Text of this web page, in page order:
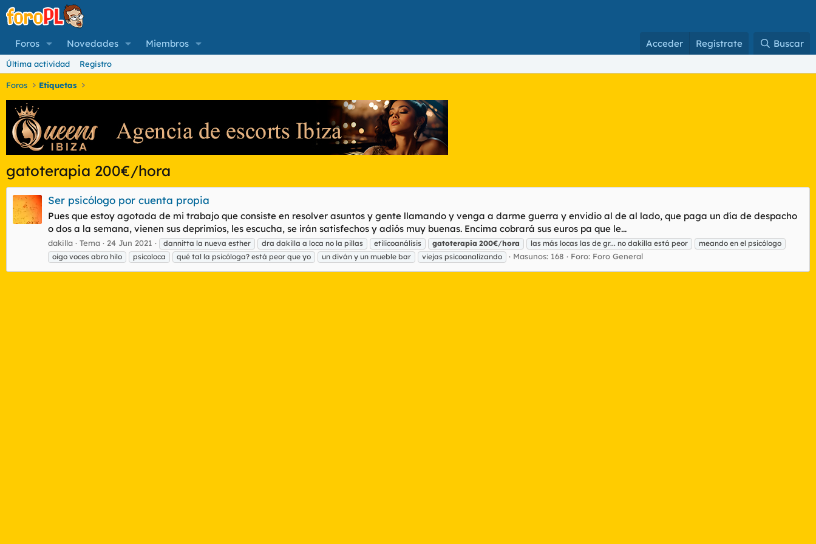
Foros Novedades Miembros Acceder Regístrate Buscar
Última actividad Registro
Foros Etiquetas
gatoterapia 200€/hora
Ser psicólogo por cuenta propia
Pues que estoy agotada de mi trabajo que consiste en resolver asuntos y gente llamando y venga a darme guerra y envidio al de al lado, que paga un día de despacho
o dos a la semana, vienen sus deprimíos, les escucha, se irán satisfechos y adiós muy buenas. Encima cobrará sus euros pa que le...
dakilla Tema 24 Jun 2021 dannitta la nueva esther dra dakilla a loca no la pillas etilicoanálisis gatoterapia 200€/hora las más locas las de gr... no dakilla está peor
meando en el psicólogo
oigo voces abro hilo
psicoloca qué tal la psicóloga? está peor que yo un diván y un mueble bar viejas psicoanalizando Masunos: 168 Foro: Foro General